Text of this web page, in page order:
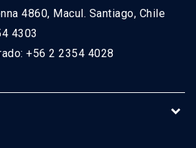
4860, Macul. Santiago, Chile
4303
+56 2 2354 4028